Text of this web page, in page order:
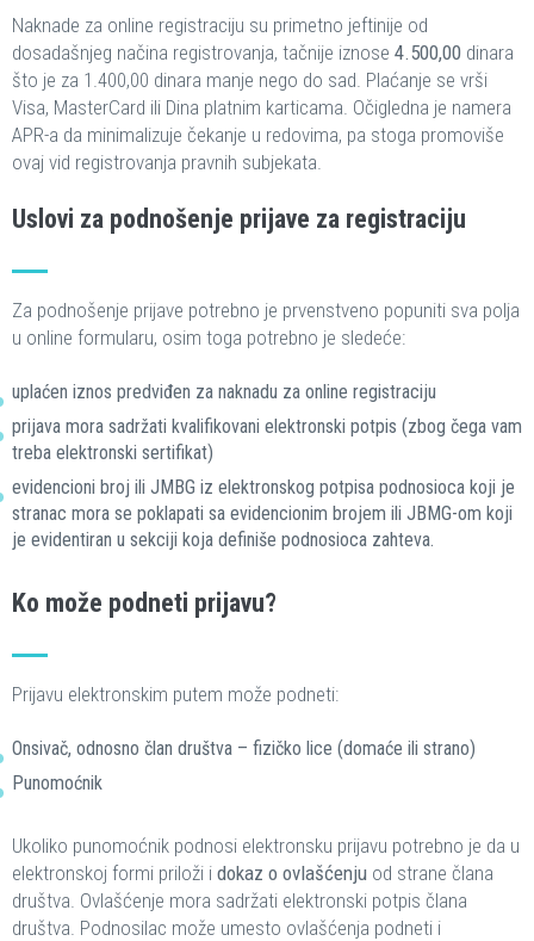
Naknade za online registraciju su primetno jeftinije od
dosadašnjeg načina registrovanja, tačnije iznose 4.500,00 dinara
što je za 1.400,00 dinara manje nego do sad. Plaćanje se vrši
Visa, MasterCard ili Dina platnim karticama. Očigledna je namera
APR-a da minimalizuje čekanje u redovima, pa stoga promoviše
ovaj vid registrovanja pravnih subjekata.
Uslovi za podnošenje prijave za registraciju
Za podnošenje prijave potrebno je prvenstveno popuniti sva polja
u online formularu, osim toga potrebno je sledeće:
uplaćen iznos predviđen za naknadu za online registraciju
prijava mora sadržati kvalifikovani elektronski potpis (zbog čega vam
treba elektronski sertifikat)
evidencioni broj ili JMBG iz elektronskog potpisa podnosioca koji je
stranac mora se poklapati sa evidencionim brojem ili JBMG-om koji
je evidentiran u sekciji koja definiše podnosioca zahteva.
Ko može podneti prijavu?
Prijavu elektronskim putem može podneti:
Onsivač, odnosno član društva – fizičko lice (domaće ili strano)
Punomoćnik
Ukoliko punomoćnik podnosi elektronsku prijavu potrebno je da u
elektronskoj formi priloži i dokaz o ovlašćenju od strane člana
društva. Ovlašćenje mora sadržati elektronski potpis člana
društva. Podnosilac može umesto ovlašćenja podneti i